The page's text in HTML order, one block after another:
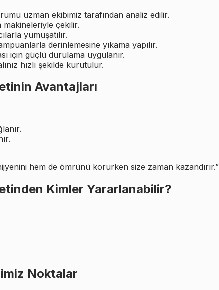
uzman ekibimiz tarafından analiz edilir.
çekilir.
yumuşatılır.
derinlemesine yıkama yapılır.
için güçlü durulama uygulanır.
hızlı şekilde kurutulur.
Avantajları
hem de ömrünü korurken size zaman kazandırır.”
Kimler Yararlanabilir?
Noktalar